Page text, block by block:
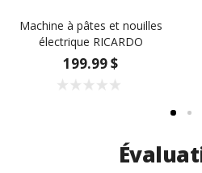
Machine à pâtes et nouilles
électrique RICARDO
199.99 $